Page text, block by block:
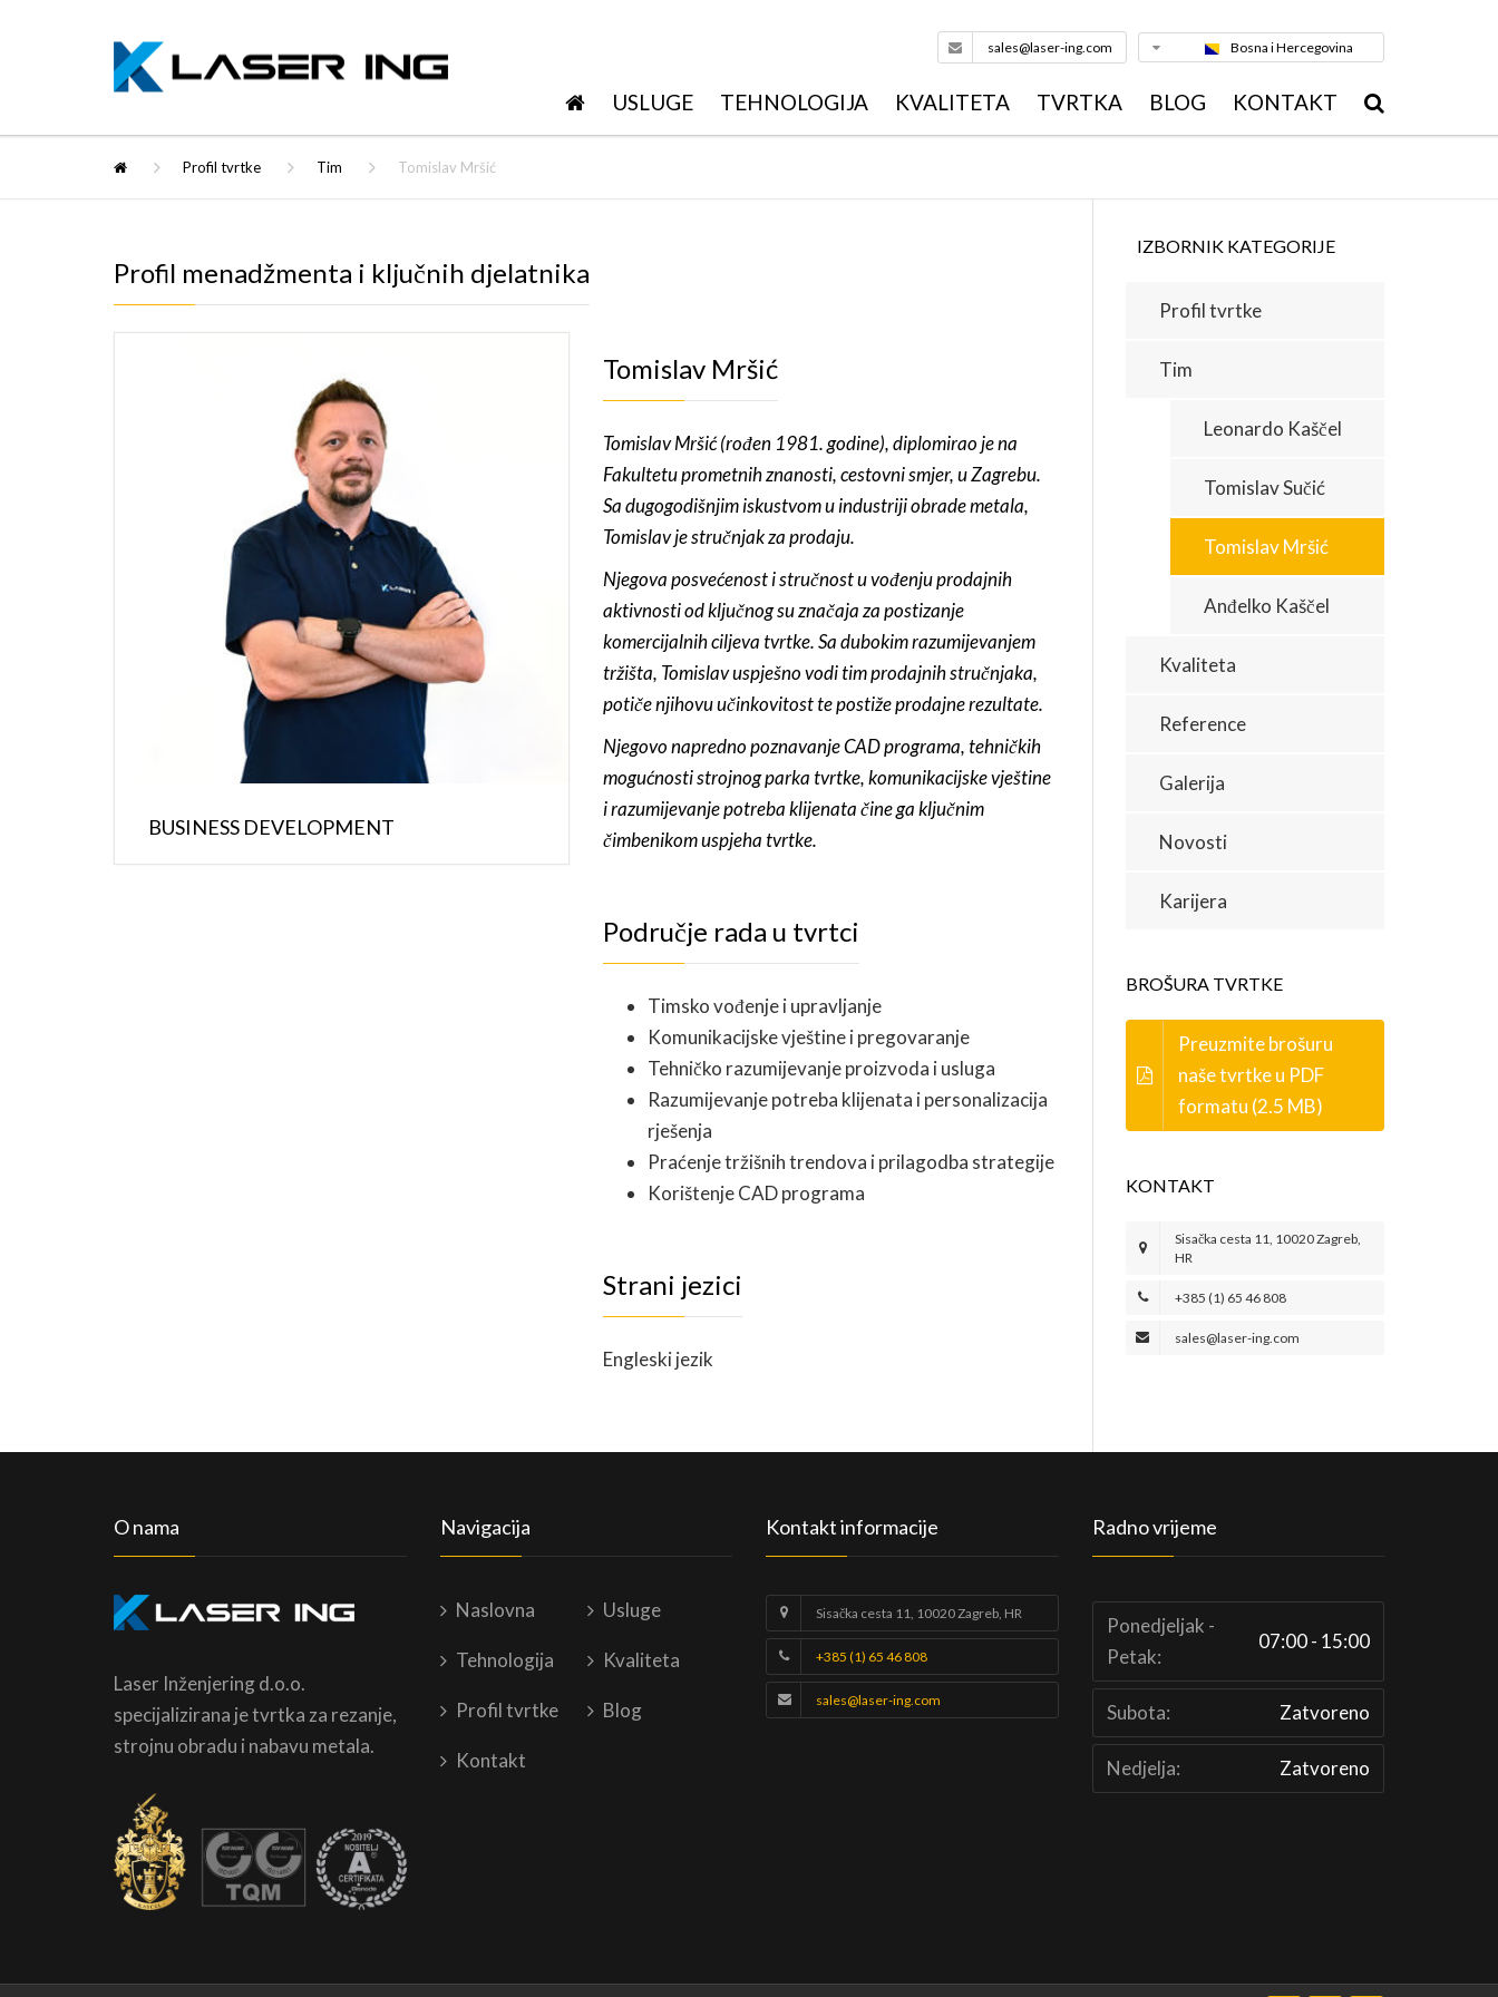
sales@laser-ing.com Bosna i Hercegovina
USLUGE
DODATNA OBRADA METALA
TEHNOLOGIJA KVALITETA TVRTKA BLOG KONTAKT
Profil tvrtke Tim Tomislav Mršić
Profil menadžmenta i ključnih djelatnika
BUSINESS DEVELOPMENT
Tomislav Mršić
Tomislav Mršić (rođen 1981. godine), diplomirao je na
Fakultetu prometnih znanosti, cestovni smjer, u Zagrebu.
Sa dugogodišnjim iskustvom u industriji obrade metala,
Tomislav je stručnjak za prodaju.
Njegova posvećenost i stručnost u vođenju prodajnih
aktivnosti od ključnog su značaja za postizanje
komercijalnih ciljeva tvrtke. Sa dubokim razumijevanjem
tržišta, Tomislav uspješno vodi tim prodajnih stručnjaka,
potiče njihovu učinkovitost te postiže prodajne rezultate.
Njegovo napredno poznavanje CAD programa, tehničkih
mogućnosti strojnog parka tvrtke, komunikacijske vještine
i razumijevanje potreba klijenata čine ga ključnim
čimbenikom uspjeha tvrtke.
Područje rada u tvrtci
Timsko vođenje i upravljanje
Komunikacijske vještine i pregovaranje
Tehničko razumijevanje proizvoda i usluga
Razumijevanje potreba klijenata i personalizacija
rješenja
Praćenje tržišnih trendova i prilagodba strategije
Korištenje CAD programa
Strani jezici
Engleski jezik
IZBORNIK KATEGORIJE
Profil tvrtke
Tim
Leonardo Kaščel
Tomislav Sučić
Tomislav Mršić
Anđelko Kaščel
Kvaliteta
Reference
Galerija
Novosti
Karijera
BROŠURA TVRTKE
Preuzmite brošuru
naše tvrtke u PDF
formatu (2.5 MB)
KONTAKT
Sisačka cesta 11, 10020 Zagreb,
HR
+385 (1) 65 46 808
sales@laser-ing.com
O nama
Laser Inženjering d.o.o.
specijalizirana je tvrtka za rezanje,
strojnu obradu i nabavu metala.
Navigacija
Naslovna Usluge
Tehnologija Kvaliteta
Profil tvrtke Blog
Kontakt
Kontakt informacije
Sisačka cesta 11, 10020 Zagreb, HR
+385 (1) 65 46 808
sales@laser-ing.com
Radno vrijeme
Ponedjeljak -
Petak:
07:00 - 15:00
Subota: Zatvoreno
Nedjelja: Zatvoreno